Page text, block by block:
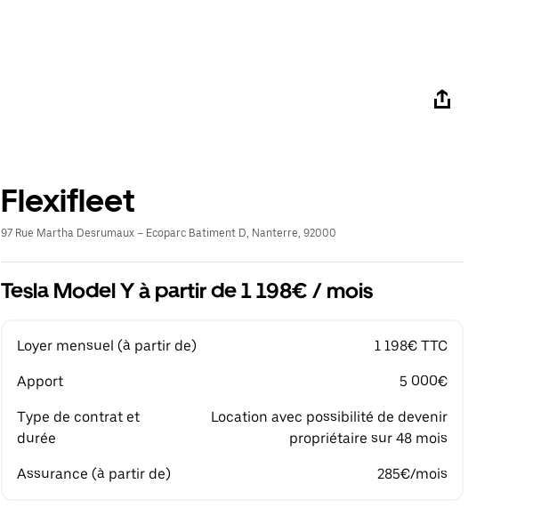
Flexifleet
97 Rue Martha Desrumaux – Ecoparc Batiment D, Nanterre, 92000
Tesla Model Y à partir de 1 198€ / mois
Loyer mensuel (à partir de) 1 198€ TTC
Apport 5 000€
Type de contrat et
durée
Location avec possibilité de devenir
propriétaire sur 48 mois
Assurance (à partir de) 285€/mois